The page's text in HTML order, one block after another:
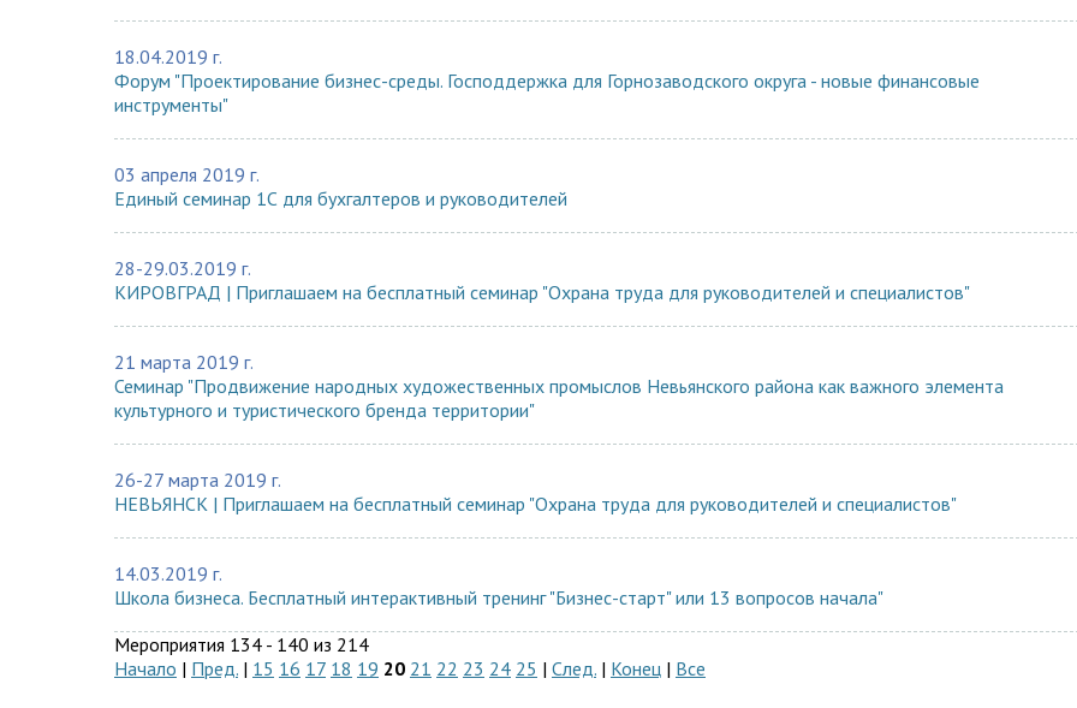
18.04.2019 г.
Форум "Проектирование бизнес-среды. Господдержка для Горнозаводского округа - новые финансовые
инструменты"
03 апреля 2019 г.
Единый семинар 1С для бухгалтеров и руководителей
28-29.03.2019 г.
КИРОВГРАД | Приглашаем на бесплатный семинар "Охрана труда для руководителей и специалистов"
21 марта 2019 г.
Семинар "Продвижение народных художественных промыслов Невьянского района как важного элемента
культурного и туристического бренда территории"
26-27 марта 2019 г.
НЕВЬЯНСК | Приглашаем на бесплатный семинар "Охрана труда для руководителей и специалистов"
14.03.2019 г.
Школа бизнеса. Бесплатный интерактивный тренинг "Бизнес-старт" или 13 вопросов начала"
Мероприятия 134 - 140 из 214
Начало | Пред. | 15 16 17 18 19 20 21 22 23 24 25 | След. | Конец | Все